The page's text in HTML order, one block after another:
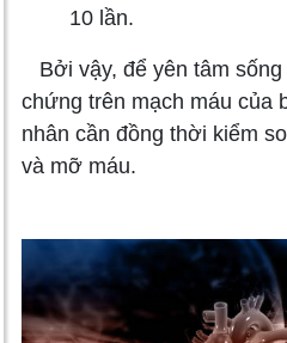
10 lần.
Bởi vậy, để yên tâm
chứng trên mạch máu của
nhân cần đồng thời kiểm
và mỡ máu.